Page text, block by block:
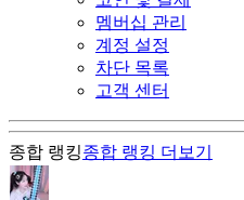
멤버십 관리
계정 설정
차단 목록
고객 센터
종합 랭킹종합 랭킹 더보기